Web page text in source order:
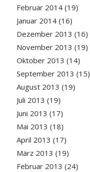
Februar 2014(19)
Januar 2014(16)
Dezember 2013 (16)
November 2013 (19)
Oktober 2013 (14)
September 2013 (15)
August 2013 (19)
Juli 2013 (19)
Juni 2013 (17)
Mai 2013 (18)
April 2013 (17)
März 2013 (19)
Februar 2013 (24)